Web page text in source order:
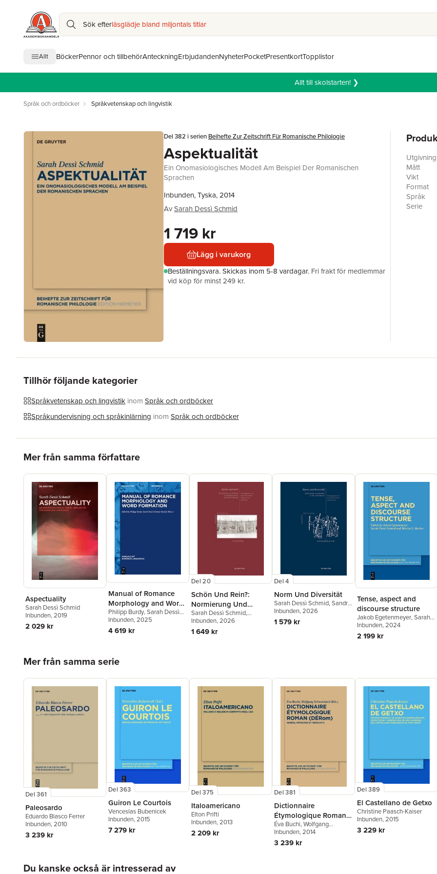
Sök efterläsglädje bland miljontals titlar
Allt BöckerPennor och tillbehörAnteckningErbjudandenNyheterPocketPresentkortTopplistor
Allt till skolstarten! ❯
Språk och ordböcker Språkvetenskap och lingvistik
Del 382 i serien Beihefte Zur Zeitschrift Für Romanische Philologie
Aspektualität
Ein Onomasiologisches Modell Am Beispiel Der Romanischen
Sprachen
Inbunden, Tyska, 2014
AvSarah Dessì Schmid
1 719 kr
Lägg i varukorg
Beställningsvara.Skickas inom 5-8 vardagar. Fri frakt för medlemmar
vid köp för minst 249 kr.
Mått
Vikt
Format
Språk
Serie
Tillhör följande kategorier
Språkvetenskap och lingvistik inom Språk och ordböcker
Språkundervisning och språkinlärning inom Språk och ordböcker
Mer från samma författare
Aspectuality
Sarah Dessì Schmid
Inbunden, 2019
2 029 kr
Manual of Romance
Morphology and Word
Formation
Philipp Burdy,Sarah Dessì
Schmid,Daniela Marzo
Inbunden, 2025
4 619 kr
Del 20
Schön Und Rein?:
Normierung Und
Ästhetik Im
Sprachpurismus Der
Frühen Neuzeit
Sarah Dessì Schmid,
Katharina Fezer
Inbunden, 2026
1 649 kr
Del 4
Norm Und Diversität
Sarah Dessì Schmid,Sandra
Linden
Inbunden, 2026
1 579 kr
Tense, aspect and
discourse structure
Jakob Egetenmeyer,Sarah
Dessì Schmid,Martin G.
Becker
Inbunden, 2024
2 199 kr
Mer från samma serie
Del 361
Paleosardo
Eduardo Blasco Ferrer
Inbunden, 2010
3 239 kr
Del 363
Guiron Le Courtois
Venceslas Bubenicek
Inbunden, 2015
7 279 kr
Del 375
Italoamericano
Elton Prifti
Inbunden, 2013
2 209 kr
Del 381
Dictionnaire
Étymologique Roman
(DÉRom)
Éva Buchi,Wolfgang
Schweickard
Inbunden, 2014
3 239 kr
Del 389
El Castellano de Getxo
Christine Paasch-Kaiser
Inbunden, 2015
3 229 kr
Du kanske också är intresserad av